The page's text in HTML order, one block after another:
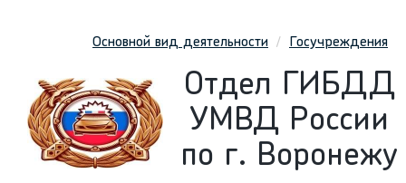
Основной вид деятельности Госучреждения
Отдел ГИБДД
УМВД России
по г. Воронежу